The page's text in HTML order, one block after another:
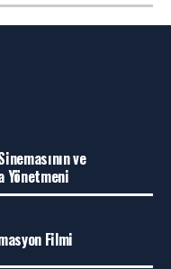
ve
Yönetmeni
Filmi